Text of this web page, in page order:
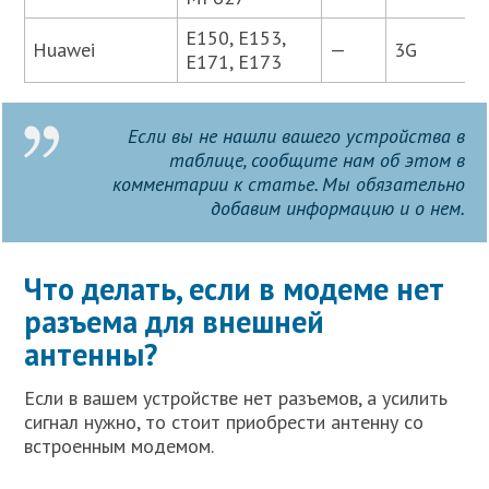
Huawei
E150, E153,
E171, E173
— 3G
Если вы не нашли вашего устройства в
таблице, сообщите нам об этом в
комментарии к статье. Мы обязательно
добавим информацию и о нем.
Что делать, если в модеме нет
разъема для внешней
антенны?
Если в вашем устройстве нет разъемов, а усилить
сигнал нужно, то стоит приобрести антенну со
встроенным модемом.